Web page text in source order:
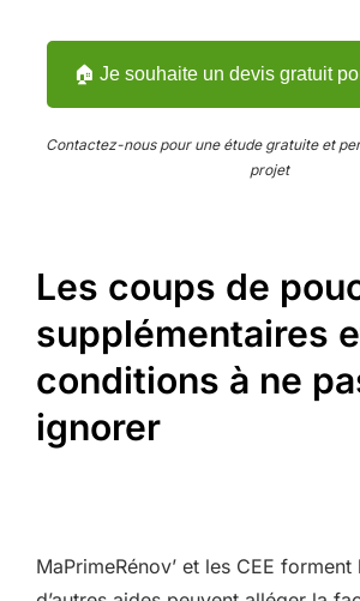
🏠 Je souhaite un devis gratuit
Contactez-nous pour une étude gratuite et
projet
Les coups de
supplémentaires
conditions à ne
ignorer
MaPrimeRénov’ et les CEE